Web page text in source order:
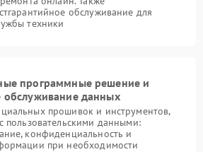
обслуживание для
техники
программные решение и
обслуживание данных
прошивок и инструментов,
пользовательскими данными:
конфиденциальность и
при необходимости